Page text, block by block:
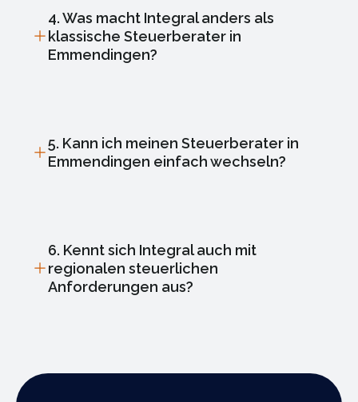
4. Was macht Integral anders als
klassische Steuerberater in
Emmendingen?
5. Kann ich meinen Steuerberater in
Emmendingen einfach wechseln?
6. Kennt sich Integral auch mit
regionalen steuerlichen
Anforderungen aus?